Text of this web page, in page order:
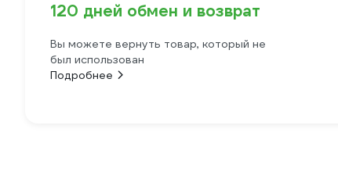
120 дней обмен и возврат
Вы можете вернуть товар, который не
был использован
Подробнее